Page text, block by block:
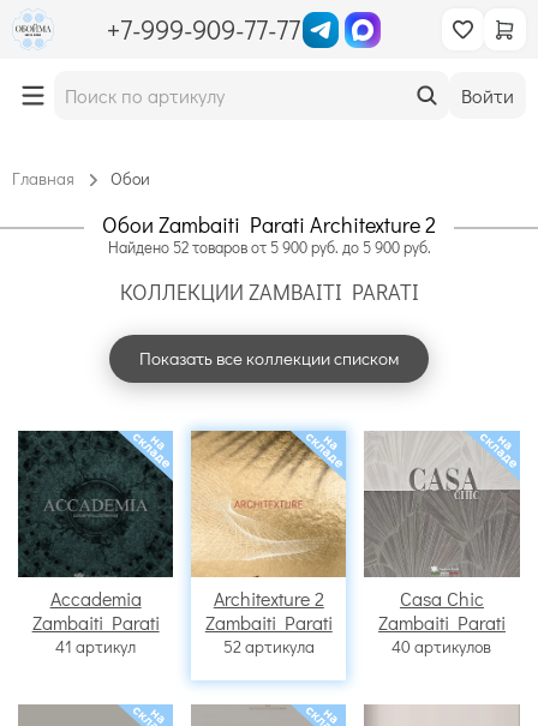
+7-999-909-77-77
Войти
Главная Обои
Обои Zambaiti Parati Architexture 2
Найдено 52 товаров от 5 900 руб. до 5 900 руб.
КОЛЛЕКЦИИ ZAMBAITI PARATI
Показать все коллекции списком
Accademia
Zambaiti Parati
41 артикул
Architexture 2
Zambaiti Parati
52 артикула
Casa Chic
Zambaiti Parati
40 артикулов